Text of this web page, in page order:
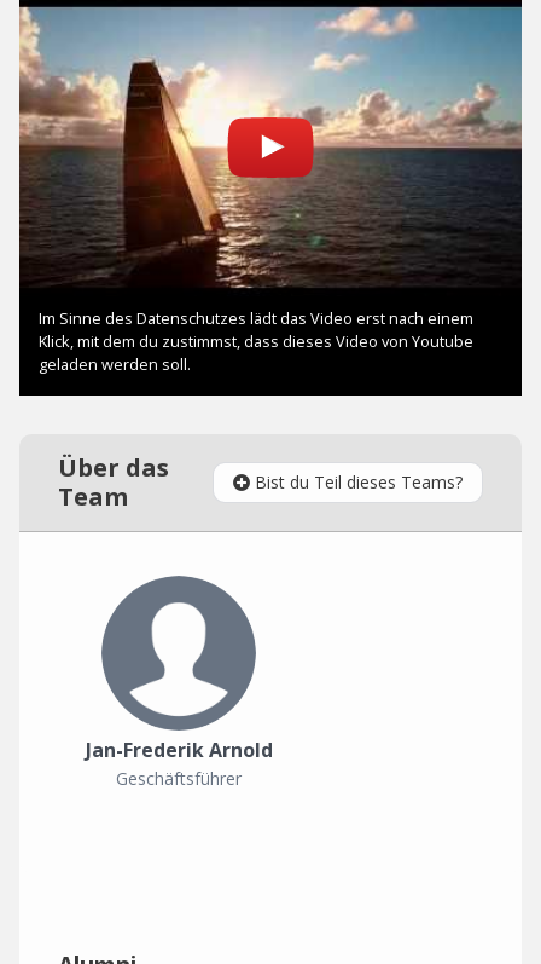
Über das
Team
Bist du Teil dieses Teams?
Jan-Frederik Arnold
Geschäftsführer